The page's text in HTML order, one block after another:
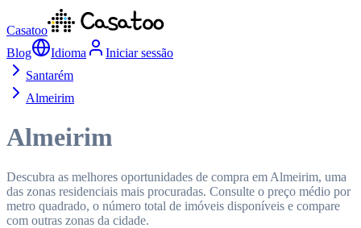
Casatoo
Blog
Idioma
Iniciar sessão
Santarém
Almeirim
Almeirim
Descubra as melhores oportunidades de compra em Almeirim, uma
das zonas residenciais mais procuradas. Consulte o preço médio por
metro quadrado, o número total de imóveis disponíveis e compare
com outras zonas da cidade.